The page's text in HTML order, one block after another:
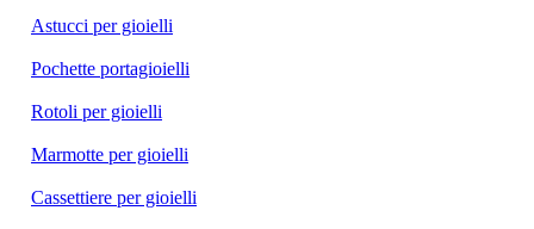
Astucci per gioielli
Pochette portagioielli
Rotoli per gioielli
Marmotte per gioielli
Cassettiere per gioielli